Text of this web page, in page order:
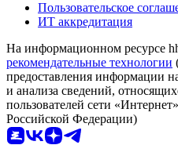
Пользовательское
ИТ аккредитация
На информационном ресурсе
рекомендательные технологии
предоставления информации
и анализа сведений,
пользователей сети
Российской Федерации)